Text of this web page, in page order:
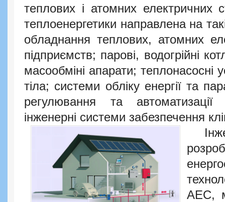
теплових і атомних електричних
теплоенергетики направлена на
обладнання теплових, атомних
підприємств; парові, водогрійні
масообміні апарати; теплонасосні
тіла; системи обліку енергії та
регулювання та автоматизації
інженерні системи забезпечення
АЕС,